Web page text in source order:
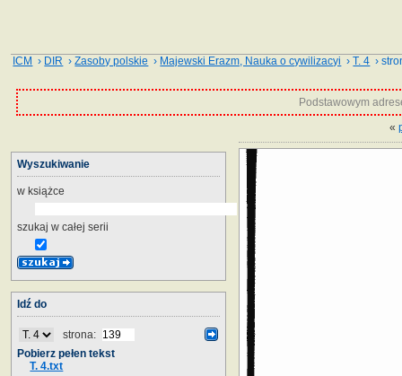
ICM › DIR ›Zasoby polskie › Majewski Erazm, Nauka o cywilizacyi ›T. 4 ›
Podstawowym
«
Wyszukiwanie
w książce
szukaj w całej serii
Idź do
strona:
Pobierz pełen tekst
T. 4.txt